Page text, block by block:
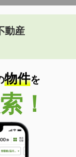
動産
物件を
！